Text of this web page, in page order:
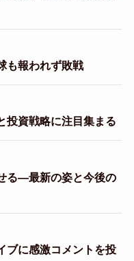
も報われず敗戦
投資戦略に注目集まる
る—最新の姿と今後の
ブに感激コメントを投